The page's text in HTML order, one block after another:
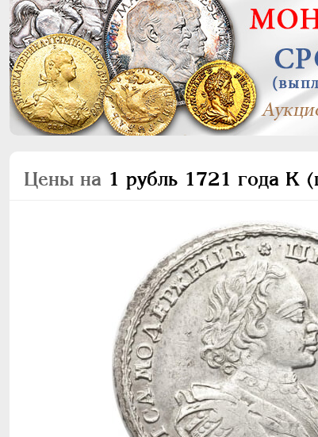
Цены на 1 рубль 1721 года К